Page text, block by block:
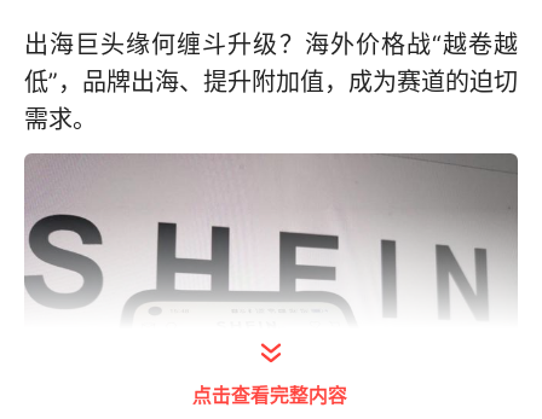
出海巨头缘何缠斗升级？海外价格战“越卷越
低”，品牌出海、提升附加值，成为赛道的迫切
需求。
点击查看完整内容